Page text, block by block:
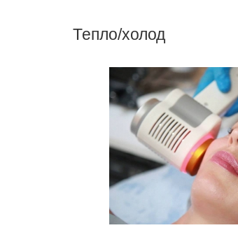
Тепло/холод